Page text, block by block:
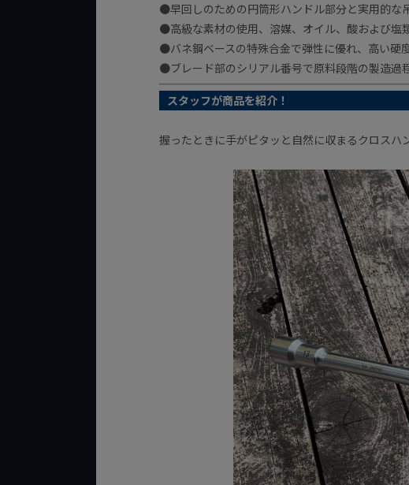
●早回しのための円筒形ハンドル部分と実用的な
●高級な素材の使用、溶媒、オイル、酸および塩
●バネ鋼ベースの特殊合金で弾性に優れ、高い硬
●ブレード部のシリアル番号で原料段階の製造過
スタッフが商品を紹介！
握ったときに手がピタッと自然に収まるクロスハ